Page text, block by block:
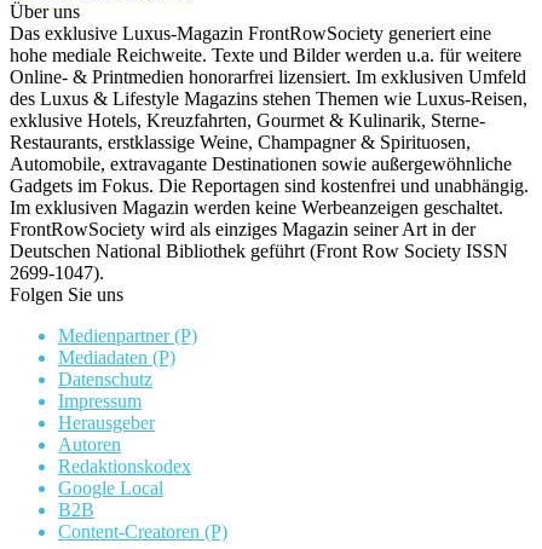
Über uns
Das exklusive Luxus-Magazin FrontRowSociety generiert eine
hohe mediale Reichweite. Texte und Bilder werden u.a. für weitere
Online- & Printmedien honorarfrei lizensiert. Im exklusiven Umfeld
des Luxus & Lifestyle Magazins stehen Themen wie Luxus-Reisen,
exklusive Hotels, Kreuzfahrten, Gourmet & Kulinarik, Sterne-
Restaurants, erstklassige Weine, Champagner & Spirituosen,
Automobile, extravagante Destinationen sowie außergewöhnliche
Gadgets im Fokus. Die Reportagen sind kostenfrei und unabhängig.
Im exklusiven Magazin werden keine Werbeanzeigen geschaltet.
FrontRowSociety wird als einziges Magazin seiner Art in der
Deutschen National Bibliothek geführt (Front Row Society ISSN
2699-1047).
Folgen Sie uns
Medienpartner (P)
Mediadaten (P)
Datenschutz
Impressum
Herausgeber
Autoren
Redaktionskodex
Google Local
B2B
Content-Creatoren (P)